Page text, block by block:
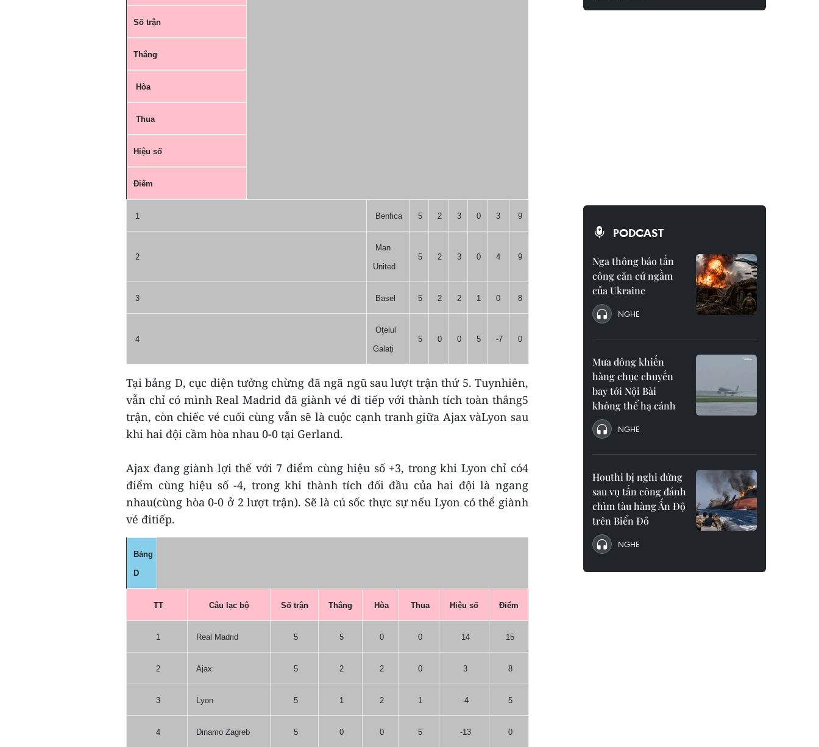
Số trận
Thắng
Hòa
Thua
Hiệu số
Điểm
1 Benfica 5 2 3 0 3 9
2
Man
United
5 2 3 0 4 9
3 Basel 5 2 2 1 0 8
4
Oţelul
Galaţi
5 0 0 5 -7 0
Tại bảng D, cục diện tưởng chừng đã ngã ngũ sau lượt trận thứ 5. Tuynhiên,
vẫn chỉ có mình Real Madrid đã giành vé đi tiếp với thành tích toàn thắng5
trận, còn chiếc vé cuối cùng vẫn sẽ là cuộc cạnh tranh giữa Ajax vàLyon sau
khi hai đội cầm hòa nhau 0-0 tại Gerland.
Ajax đang giành lợi thế với 7 điểm cùng hiệu số +3, trong khi Lyon chỉ có4
điểm cùng hiệu số -4, trong khi thành tích đối đầu của hai đội là ngang
nhau(cùng hòa 0-0 ở 2 lượt trận). Sẽ là cú sốc thực sự nếu Lyon có thể giành
vé đitiếp.
Bảng
D
TT Câu lạc bộ Số trận Thắng Hòa Thua Hiệu số Điểm
1 Real Madrid 5 5 0 0 14 15
2 Ajax 5 2 2 0 3 8
3 Lyon 5 1 2 1 -4 5
4 Dinamo Zagreb 5 0 0 5 -13 0
PODCAST
Nga thông báo tấn
công căn cứ ngầm
của Ukraine
NGHE
Mưa dông khiến
hàng chục chuyến
bay tới Nội Bài
không thể hạ cánh
NGHE
Houthi bị nghi đứng
sau vụ tấn công đánh
chìm tàu hàng Ấn Độ
trên Biển Đỏ
NGHE